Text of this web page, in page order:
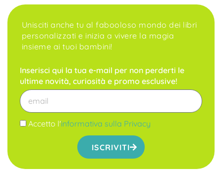
Unisciti anche tu al fabooloso mondo dei libri
personalizzati e inizia a vivere la magia
insieme ai tuoi bambini!
Inserisci qui la tua e-mail per non perderti le
ultime novità, curiosità e promo esclusive!
Accetto l'informativa sulla Privacy
ISCRIVITI